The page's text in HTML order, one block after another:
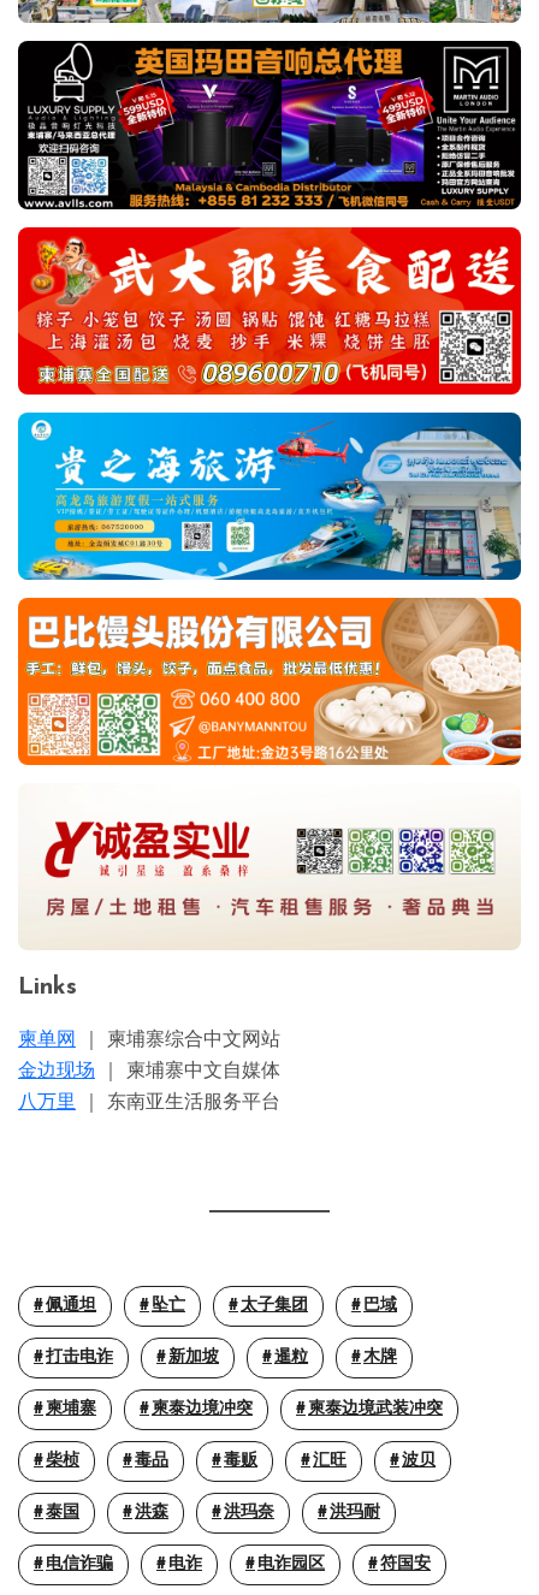
Links
柬单网
｜ 柬埔寨综合中文网站
金边现场 ｜ 柬埔寨中文自媒体
八万里 ｜ 东南亚生活服务平台
佩通坦 坠亡 太子集团 巴域
打击电诈 新加坡 暹粒 木牌
柬埔寨 柬泰边境冲突 柬泰边境武装冲突
柴桢 毒品 毒贩 汇旺 波贝
泰国 洪森 洪玛奈 洪玛耐
电信诈骗 电诈 电诈园区 符国安